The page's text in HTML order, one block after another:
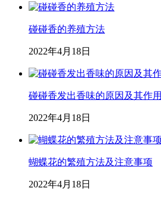
碰碰香的养殖方法
2022年4月18日
碰碰香发出香味的原因及其作用
2022年4月18日
蝴蝶花的繁殖方法及注意事项
2022年4月18日